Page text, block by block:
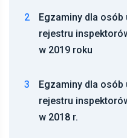
2
Egzaminy dla
rejestru
w 2019 roku
3
Egzaminy dla
rejestru
w 2018 r.